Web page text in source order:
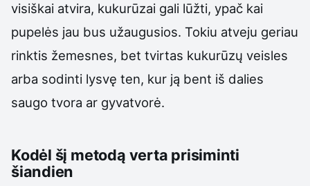
visiškai atvira, kukurūzai gali lūžti, ypač kai
pupelės jau bus užaugusios. Tokiu atveju geriau
rinktis žemesnes, bet tvirtas kukurūzų veisles
arba sodinti lysvę ten, kur ją bent iš dalies
saugo tvora ar gyvatvorė.
Kodėl šį metodą verta prisiminti
šiandien